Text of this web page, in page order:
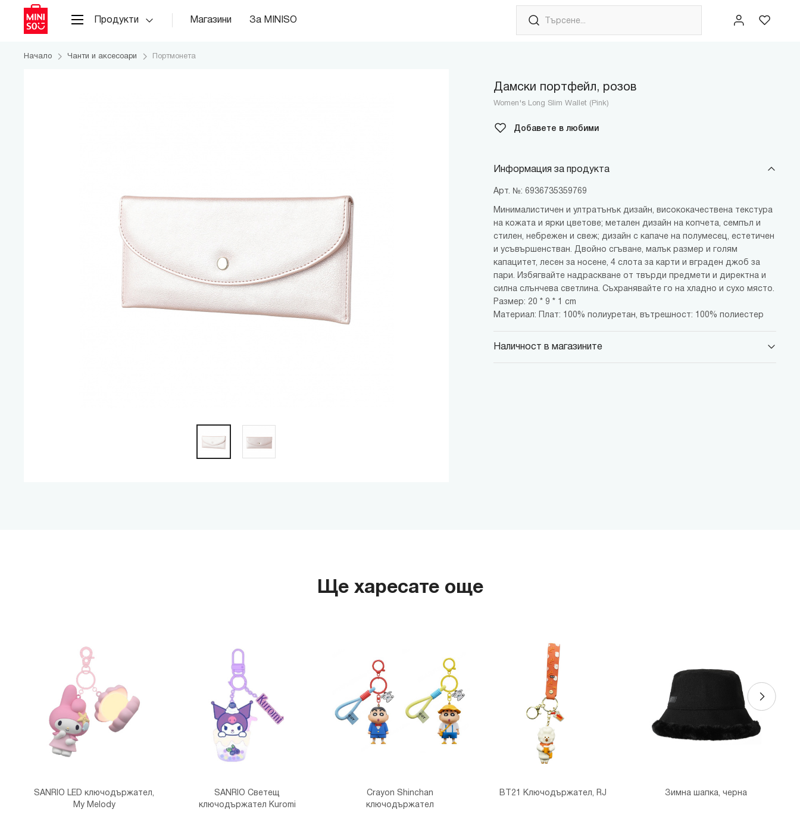
Продукти Магазини За MINISO
Начало Чанти и аксесоари Портмонета
Дамски портфейл, розов
Women's Long Slim Wallet (Pink)
Добавете в любими
Информация за продукта
Арт. №: 6936735359769
Минималистичен и ултратънък дизайн, висококачествена текстура
на кожата и ярки цветове; метален дизайн на копчета, семпъл и
стилен, небрежен и свеж; дизайн с капаче на полумесец, естетичен
и усъвършенстван. Двойно сгъване, малък размер и голям
капацитет, лесен за носене, 4 слота за карти и вграден джоб за
пари. Избягвайте надраскване от твърди предмети и директна и
силна слънчева светлина. Съхранявайте го на хладно и сухо място.
Размер: 20 * 9 * 1 cm
Материал: Плат: 100% полиуретан, вътрешност: 100% полиестер
Наличност в магазините
Ще харесате още
SANRIO LED ключодържател,
My Melody
SANRIO Светещ
ключодържател Kuromi
Crayon Shinchan
ключодържател
BT21 Ключодържател, RJ Зимна шапка, черна